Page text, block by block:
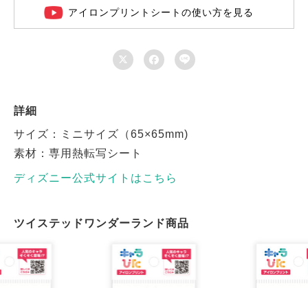
アイロンプリントシートの使い方を見る
  
詳細
サイズ：ミニサイズ（65×65mm)
素材：専用熱転写シート
ディズニー公式サイトはこちら
ツイステッドワンダーランド商品